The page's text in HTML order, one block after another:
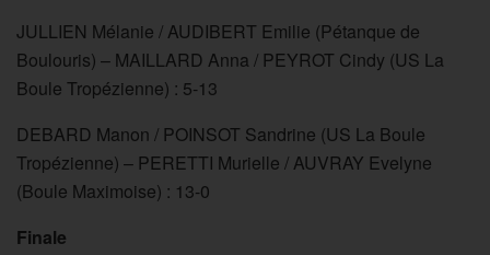
JULLIEN Mélanie / AUDIBERT Emilie (Pétanque de
Boulouris) – MAILLARD Anna / PEYROT Cindy (US La
Boule Tropézienne) : 5-13
DEBARD Manon / POINSOT Sandrine (US La Boule
Tropézienne) – PERETTI Murielle / AUVRAY Evelyne
(Boule Maximoise) : 13-0
Finale